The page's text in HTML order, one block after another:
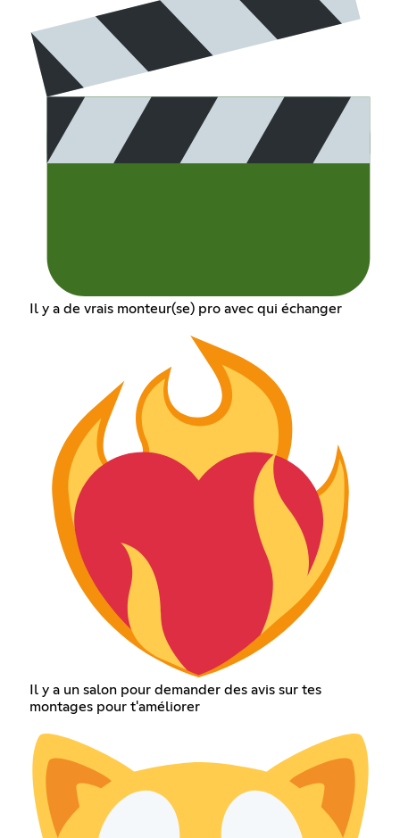
Il y a de vrais monteur(se) pro avec qui échanger
Il y a un salon pour demander des avis sur tes
montages pour t'améliorer